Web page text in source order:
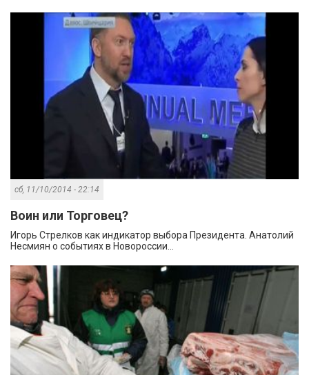
сб, 11/10/2014 - 22:14
Воин или Торговец?
Игорь Стрелков как индикатор выбора Президента. Анатолий
Несмиян о событиях в Новороссии...